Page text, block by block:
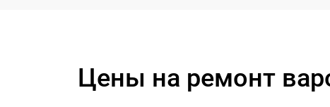
Цены на ремонт